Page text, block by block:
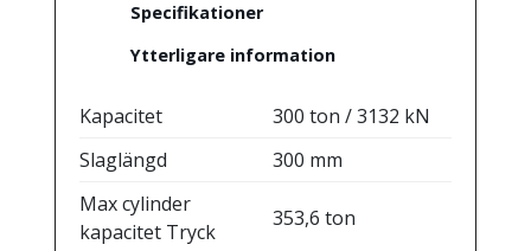
Specifikationer
Ytterligare information
Kapacitet
300 ton / 3132 kN
Slaglängd
300 mm
Max cylinder
kapacitet Tryck
353,6 ton